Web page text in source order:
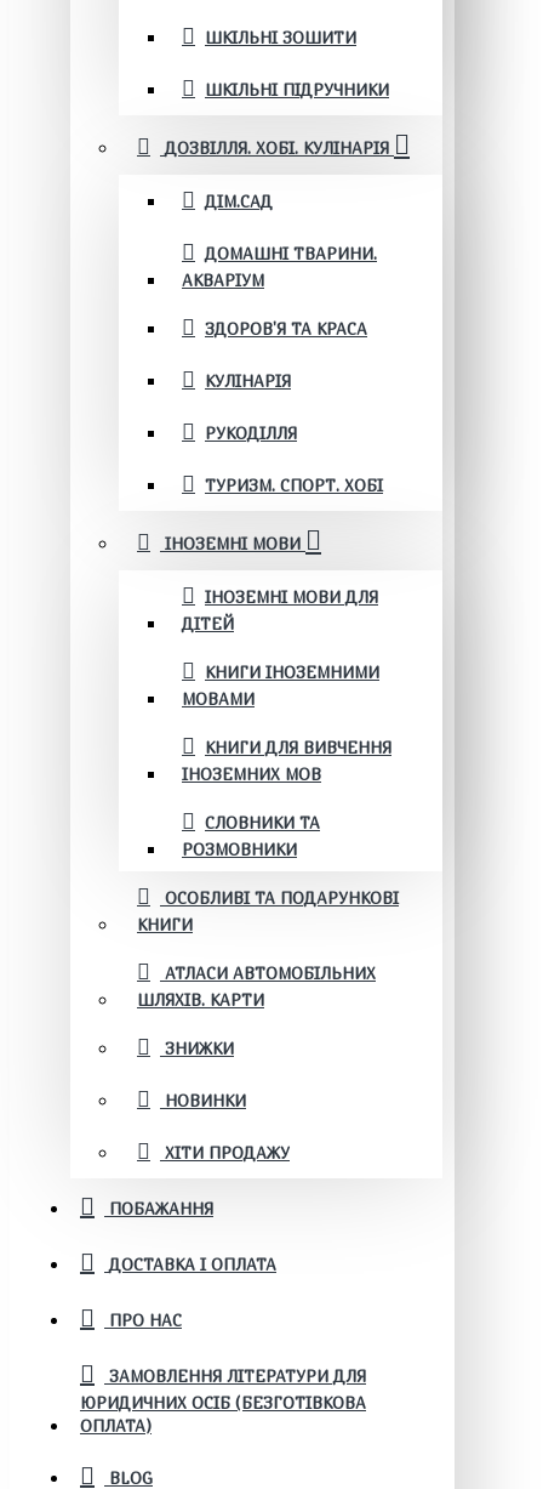
ШКІЛЬНІ ЗОШИТИ
ШКІЛЬНІ ПІДРУЧНИКИ
ДОЗВІЛЛЯ. ХОБІ. КУЛІНАРІЯ
ДІМ.САД
ДОМАШНІ ТВАРИНИ.
АКВАРІУМ
ЗДОРОВ'Я ТА КРАСА
КУЛІНАРІЯ
РУКОДІЛЛЯ
ТУРИЗМ. СПОРТ. ХОБІ
ІНОЗЕМНІ МОВИ
ІНОЗЕМНІ МОВИ ДЛЯ
ДІТЕЙ
КНИГИ ІНОЗЕМНИМИ
МОВАМИ
КНИГИ ДЛЯ ВИВЧЕННЯ
ІНОЗЕМНИХ МОВ
СЛОВНИКИ ТА
РОЗМОВНИКИ
ОСОБЛИВІ ТА ПОДАРУНКОВІ
КНИГИ
АТЛАСИ АВТОМОБІЛЬНИХ
ШЛЯХІВ. КАРТИ
ЗНИЖКИ
НОВИНКИ
ХІТИ ПРОДАЖУ
ПОБАЖАННЯ
ДОСТАВКА І ОПЛАТА
ПРО НАС
ЗАМОВЛЕННЯ ЛІТЕРАТУРИ ДЛЯ
ЮРИДИЧНИХ ОСІБ (БЕЗГОТІВКОВА
ОПЛАТА)
BLOG